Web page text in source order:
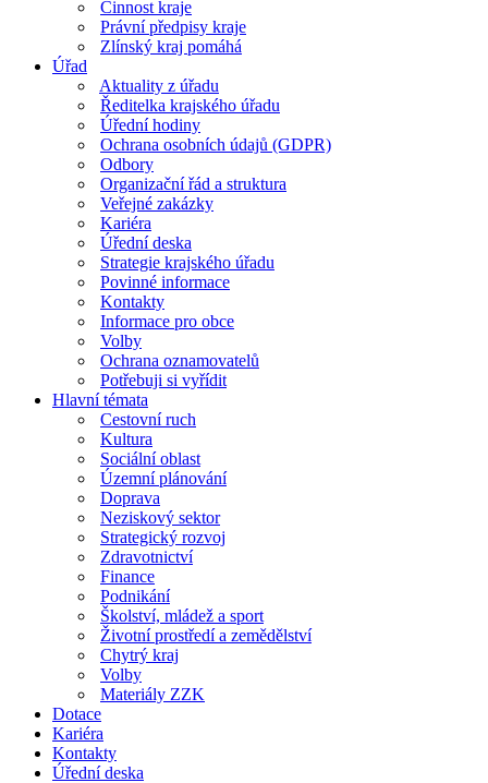
Činnost kraje
Právní předpisy kraje
Zlínský kraj pomáhá
Úřad
Aktuality z úřadu
Ředitelka krajského úřadu
Úřední hodiny
Ochrana osobních údajů (GDPR)
Odbory
Organizační řád a struktura
Veřejné zakázky
Kariéra
Úřední deska
Strategie krajského úřadu
Povinné informace
Kontakty
Informace pro obce
Volby
Ochrana oznamovatelů
Potřebuji si vyřídit
Hlavní témata
Cestovní ruch
Kultura
Sociální oblast
Územní plánování
Doprava
Neziskový sektor
Strategický rozvoj
Zdravotnictví
Finance
Podnikání
Školství, mládež a sport
Životní prostředí a zemědělství
Chytrý kraj
Volby
Materiály ZZK
Dotace
Kariéra
Kontakty
Úřední deska